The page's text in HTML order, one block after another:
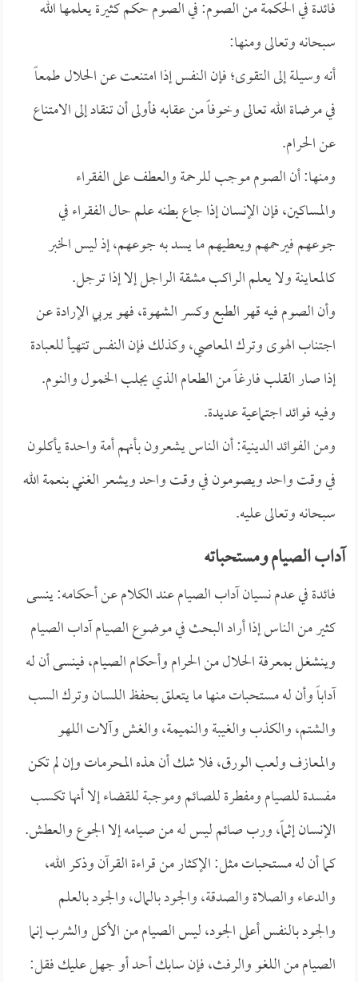
فائدة في الحكمة من الصوم: في الصوم حكم كثيرة يعلمها الله
سبحانه وتعالى ومنها:
أنه وسيلة إلى التقوى؛ فإن النفس إذا امتنعت عن الحلال طمعاً
في مرضاة الله تعالى وخوفاً من عقابه فأولى أن تنقاد إلى الامتناع
عن الحرام.
ومنها: أن الصوم موجب للرحمة والعطف على الفقراء
والمساكين، فإن الإنسان إذا جاع بطنه علم حال الفقراء في
جوعهم فيرحمهم ويعطيهم ما يسد به جوعهم، إذ ليس الخبر
كالمعاينة ولا يعلم الراكب مشقة الراجل إلا إذا ترجل.
وأن الصوم فيه قهر الطبع وكسر الشهوة، فهو يربي الإرادة عن
اجتناب الهوى وترك المعاصي، وكذلك فإن النفس تتهيأ للعبادة
إذا صار القلب فارغاً من الطعام الذي يجلب الخمول والنوم.
وفيه فوائد اجتماعية عديدة.
ومن الفوائد الدينية: أن الناس يشعرون بأنهم أمة واحدة يأكلون
في وقت واحد ويصومون في وقت واحد ويشعر الغني بنعمة الله
سبحانه وتعالى عليه.
آداب الصيام ومستحباته
فائدة في عدم نسيان آداب الصيام عند الكلام عن أحكامه: ينسى
كثير من الناس إذا أراد البحث في موضوع الصيام آداب الصيام
وينشغل بمعرفة الحلال من الحرام وأحكام الصيام، فينسى أن له
آداباً وأن له مستحبات منها ما يتعلق بحفظ اللسان وترك السب
والشتم، والكذب والغيبة والنميمة، والغش وآلات اللهو
والمعازف ولعب الورق، فلا شك أن هذه المحرمات وإن لم تكن
مفسدة للصيام ومفطرة للصائم وموجبة للقضاء إلا أنها تكسب
الإنسان إثماً، ورب صائم ليس له من صيامه إلا الجوع والعطش.
كما أن له مستحبات مثل: الإكثار من قراءة القرآن وذكر الله،
والدعاء والصلاة والصدقة، والجود بالمال، والجود بالعلم
والجود بالنفس أعلى الجود، ليس الصيام من الأكل والشرب إنما
الصيام من اللغو والرفث، فإن سابك أحد أو جهل عليك فقل: